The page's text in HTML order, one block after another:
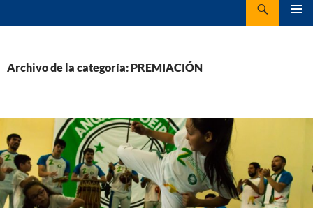
Archivo de la categoría: PREMIACIÓN